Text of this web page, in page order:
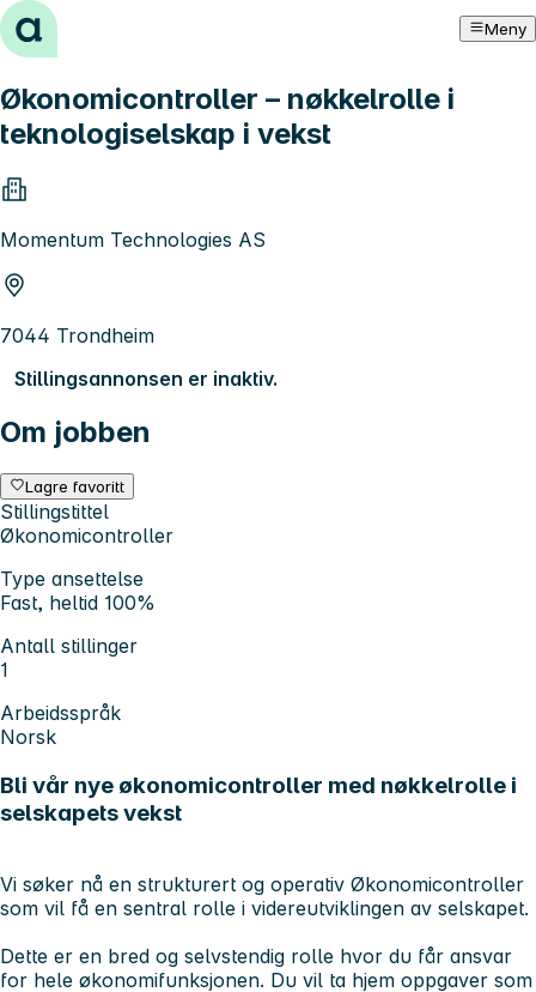
Hopp til innhold Meny
Økonomicontroller – nøkkelrolle i
teknologiselskap i vekst
Momentum Technologies AS
7044 Trondheim
Stillingsannonsen er inaktiv.
Om jobben
Lagre favoritt
Stillingstittel
Økonomicontroller
Type ansettelse
Fast, heltid 100%
Antall stillinger
1
Arbeidsspråk
Norsk
Bli vår nye økonomicontroller med nøkkelrolle i
selskapets vekst
Vi søker nå en strukturert og operativ Økonomicontroller
som vil få en sentral rolle i videreutviklingen av selskapet.
Dette er en bred og selvstendig rolle hvor du får ansvar
for hele økonomifunksjonen. Du vil ta hjem oppgaver som